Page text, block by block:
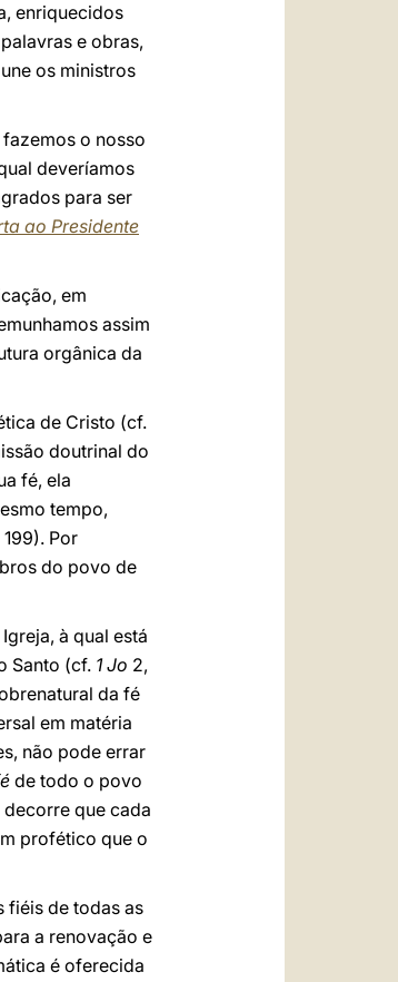
enriquecidos
e obras,
os ministros
o nosso
deveríamos
para ser
ao Presidente
em
assim
orgânica da
de Cristo (cf.
doutrinal do
fé, ela
tempo,
199). Por
do povo de
à qual está
Santo (cf. 1 Jo 2,
da fé
em matéria
não pode errar
de todo o povo
que cada
profético que o
fiéis de todas as
a renovação e
é oferecida